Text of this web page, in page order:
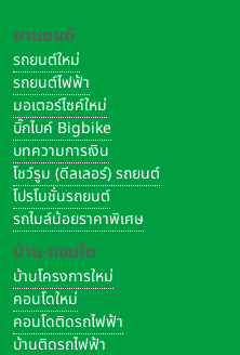
ยานยนต์
รถยนต์ใหม่
รถยนต์ไฟฟ้า
มอเตอร์ไซค์ใหม่
บิ๊กไบค์ Bigbike
บทความการเงิน
โชว์รูม (ดีลเลอร์) รถยนต์
โปรโมชั่นรถยนต์
รถไมล์น้อยราคาพิเศษ
บ้าน-คอนโด
บ้านโครงการใหม่
คอนโดใหม่
คอนโดติดรถไฟฟ้า
บ้านติดรถไฟฟ้า